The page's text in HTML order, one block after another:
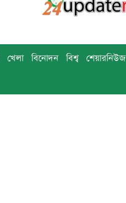
খেলা বিনোদন বিশ্ব শেয়ারনিউজ